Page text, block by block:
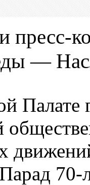
пресс-
—
Палате